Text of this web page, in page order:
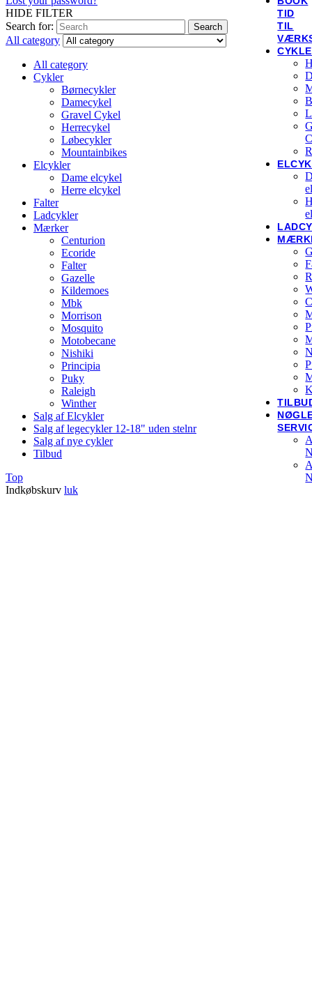
TID
TIL
HIDE FILTER
Search for:
Search
All category
All category
Cykler
Børnecykler
Damecykel
Gravel Cykel
Herrecykel
Løbecykler
Mountainbikes
Elcykler
Dame elcykel
Herre elcykel
Falter
Ladcykler
Mærker
Centurion
Ecoride
Falter
Gazelle
Kildemoes
Mbk
Morrison
Mosquito
Motobecane
Nishiki
Principia
Puky
Raleigh
Winther
Salg af Elcykler
Salg af legecykler 12-18" uden stelnr
Salg af nye cykler
Tilbud
Top
Indkøbskurv luk